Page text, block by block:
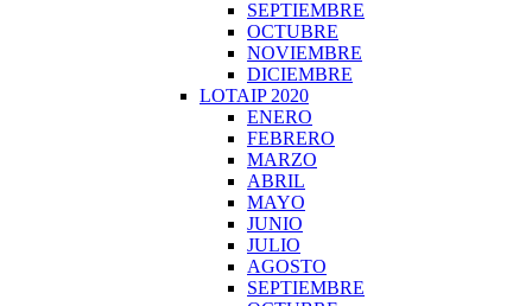
SEPTIEMBRE
OCTUBRE
NOVIEMBRE
DICIEMBRE
LOTAIP 2020
ENERO
FEBRERO
MARZO
ABRIL
MAYO
JUNIO
JULIO
AGOSTO
SEPTIEMBRE